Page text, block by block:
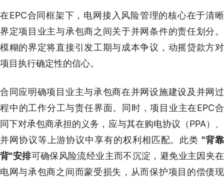
在EPC合同框架下，电网接入风险管理的核心在于清晰
界定项目业主与承包商之间关于并网条件的责任划分。
模糊的界定将直接引发工期与成本争议，动摇贷款方对
项目执行确定性的信心。
合同应明确项目业主与承包商在并网设施建设及并网过
程中的工作分工与责任界面。同时，项目业主在EPC合
同下对承包商承担的义务，应与其在购电协议（PPA）、
并网协议等上游协议中享有的权利相匹配。此类"背靠
背"安排可确保风险流经业主而不沉淀，避免业主因夹在
电网与承包商之间而蒙受损失，从而保护项目的偿债现